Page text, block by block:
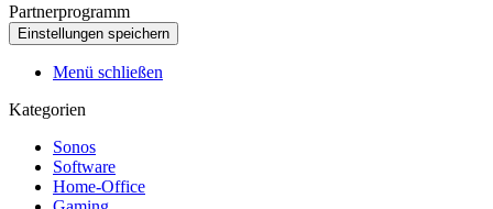
Partnerprogramm
Menü schließen
Kategorien
Sonos
Software
Home-Office